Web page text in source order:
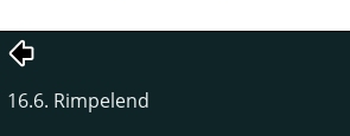
16.6. Rimpelend